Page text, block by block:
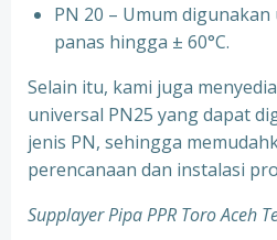
⁠PN 20 – Umum
panas hingga ± 60°C.
Selain itu, kami juga
universal PN25 yang dapat
jenis PN, sehingga
perencanaan dan instalasi
Supplayer Pipa PPR Toro Aceh